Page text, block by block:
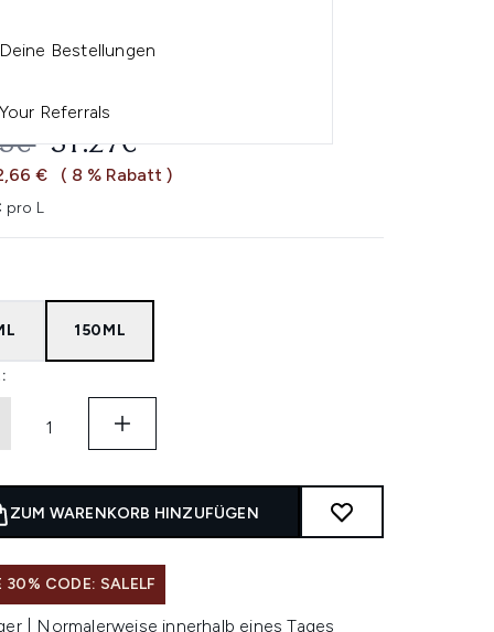
Bestellungen
Referrals
WOW MONEY MIST
PREISEMPFEHLUNG:
AKTUELLER PREIS:
31.27€
€ ( 8 % Rabatt )
pro L
150ML
ZUM WARENKORB HINZUFÜGEN
30% CODE: SALELF
| Normalerweise innerhalb eines Tages